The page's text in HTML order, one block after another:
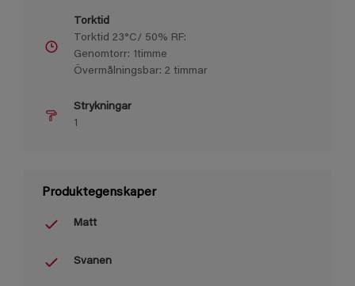
Torktid
Torktid 23°C/ 50% RF:
Genomtorr: 1timme
Övermålningsbar: 2 timmar
Strykningar
1
Produktegenskaper
Matt
Svanen